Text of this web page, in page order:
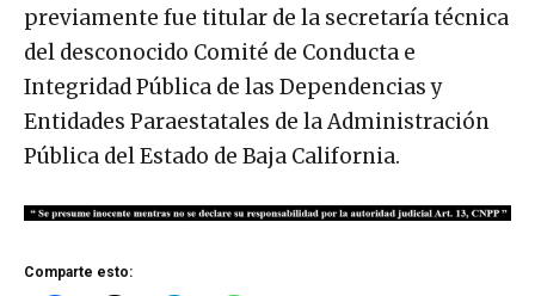
previamente fue titular de la secretaría técnica
del desconocido Comité de Conducta e
Integridad Pública de las Dependencias y
Entidades Paraestatales de la Administración
Pública del Estado de Baja California.
Comparte esto: